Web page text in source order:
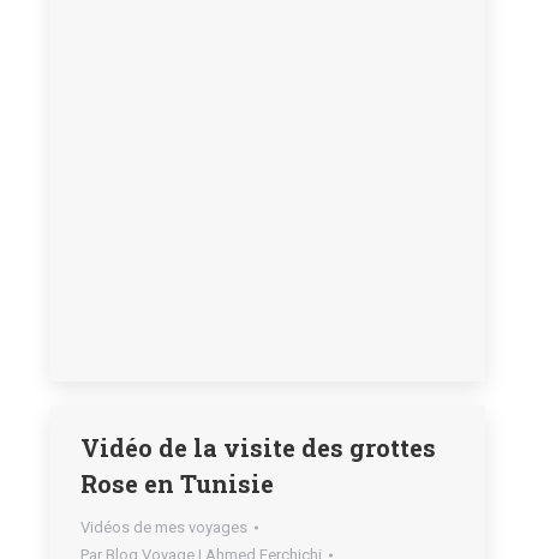
Vidéo de la visite des grottes
Rose en Tunisie
Vidéos de mes voyages
Par Blog Voyage | Ahmed Ferchichi